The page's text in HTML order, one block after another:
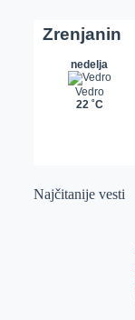
Najčitanije vesti